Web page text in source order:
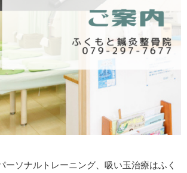
ーソナルトレーニング、吸い玉治療はふく